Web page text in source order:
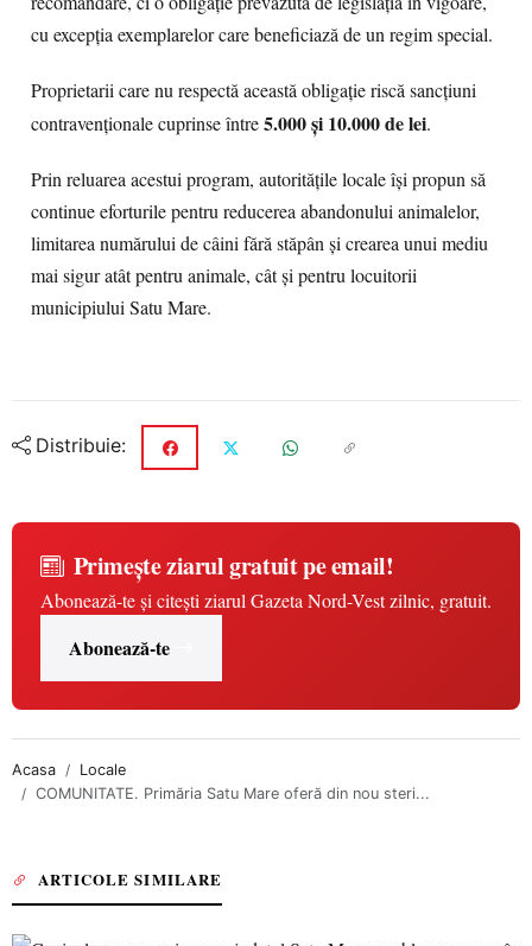
cu excepția exemplarelor care beneficiază de un regim special.
Proprietarii care nu respectă această obligație riscă sancțiuni
contravenționale cuprinse între5.000 și 10.000 de lei.
Prin reluarea acestui program, autoritățile locale își propun să
continue eforturile pentru reducerea abandonului animalelor,
limitarea numărului de câini fără stăpân și crearea unui mediu
mai sigur atât pentru animale, cât și pentru locuitorii
municipiului Satu Mare.
Distribuie:
Primește ziarul gratuit pe email!
Abonează-te și citești ziarul Gazeta Nord-Vest zilnic, gratuit.
Abonează-te
Acasa
Locale
COMUNITATE. Primăria Satu Mare oferă din nou steri...
ARTICOLE SIMILARE